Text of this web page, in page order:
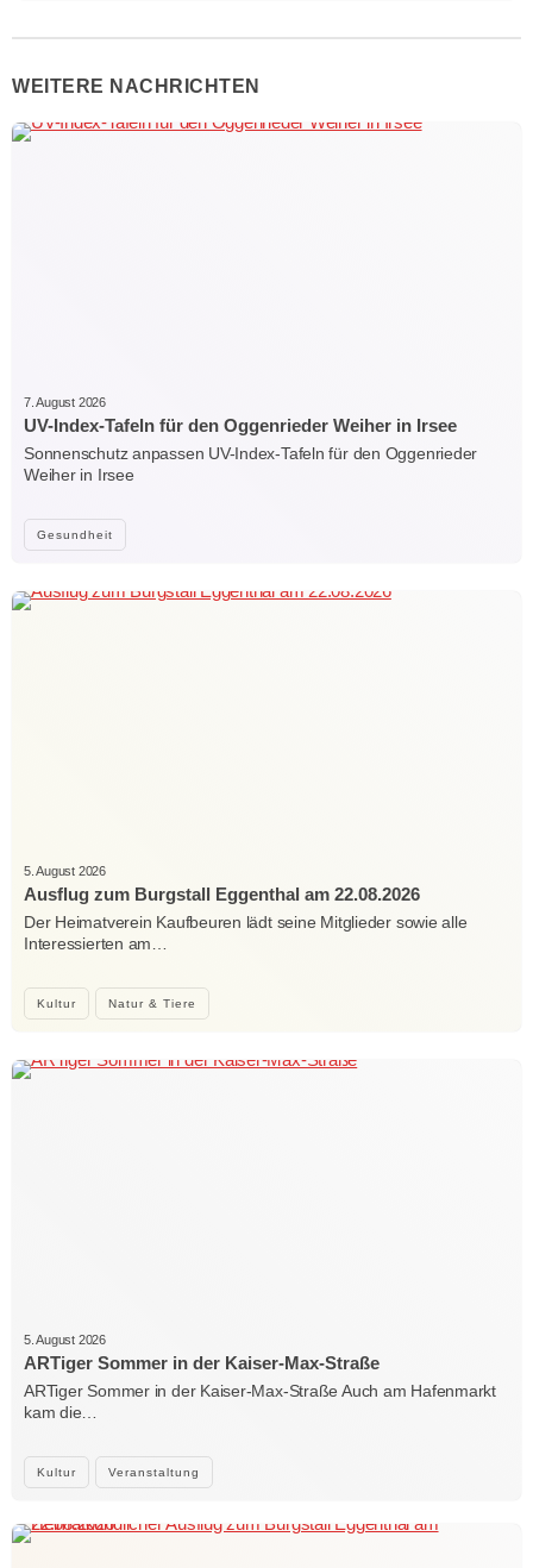
WEITERE NACHRICHTEN
Gesundheit
7. August 2026
UV-Index-Tafeln für den Oggenrieder Weiher in Irsee
Sonnenschutz anpassen UV-Index-Tafeln für den Oggenrieder
Weiher in Irsee
Kultur Natur & Tiere
5. August 2026
Ausflug zum Burgstall Eggenthal am 22.08.2026
Der Heimatverein Kaufbeuren lädt seine Mitglieder sowie alle
Interessierten am…
Kultur Veranstaltung
5. August 2026
ARTiger Sommer in der Kaiser-Max-Straße
ARTiger Sommer in der Kaiser-Max-Straße Auch am Hafenmarkt
kam die…